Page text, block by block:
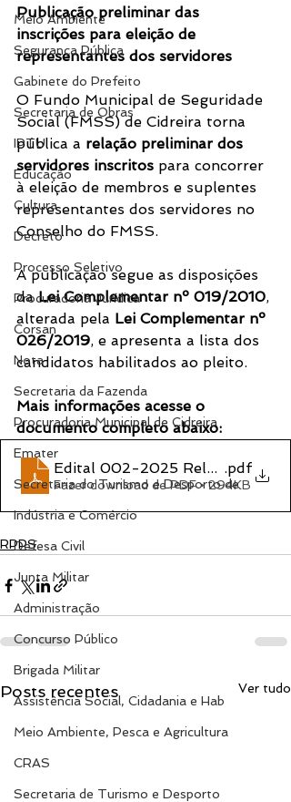
Meio Ambiente
Segurança Pública
Gabinete do Prefeito
Secretaria de Obras
IPTU
Educação
Cultura
Decreto
Processo Seletivo
Procuradoria Jurídica
Corsan
Nota
Secretaria da Fazenda
Procuradoria Municipal de Cidreira
Emater
Secretaria do Turismo e Desporto de
Indústria e Comércio
Defesa Civil
Junta Militar
Administração
Concurso Público
Brigada Militar
Assistência Social, Cidadania e Hab
Meio Ambiente, Pesca e Agricultura
CRAS
Secretaria de Turismo e Desporto
Publicação preliminar das
inscrições para eleição de
representantes dos servidores
O Fundo Municipal de Seguridade
Social (FMSS) de Cidreira torna
pública a relação preliminar dos
servidores inscritos para concorrer
à eleição de membros e suplentes
representantes dos servidores no
Conselho do FMSS.
A publicação segue as disposições
da Lei Complementar nº 019/2010,
alterada pela Lei Complementar nº
026/2019, e apresenta a lista dos
candidatos habilitados ao pleito.
Mais informações acesse o
documento completo abaixo:
Edital 002-2025 Relatório dos
.pdf
Fazer download de PDF • 294KB
RPPS
Posts recentes Ver tudo